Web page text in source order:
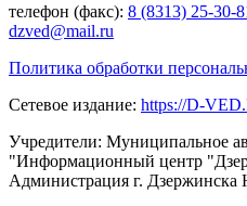
телефон (факс): 8 (8313) 25-30-
dzved@mail.ru
Политика обработки
Сетевое издание: https://D-
Учредители: Муниципальное
"Информационный центр
Администрация г. Дзержинска